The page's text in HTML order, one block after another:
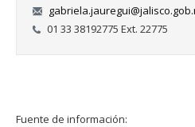
01 33 38192775 Ext. 22775
Fuente de información: